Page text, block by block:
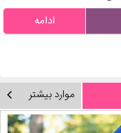
ادامه
موارد بیشتر